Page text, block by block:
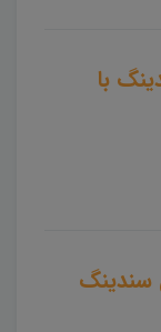
با
سندینگ